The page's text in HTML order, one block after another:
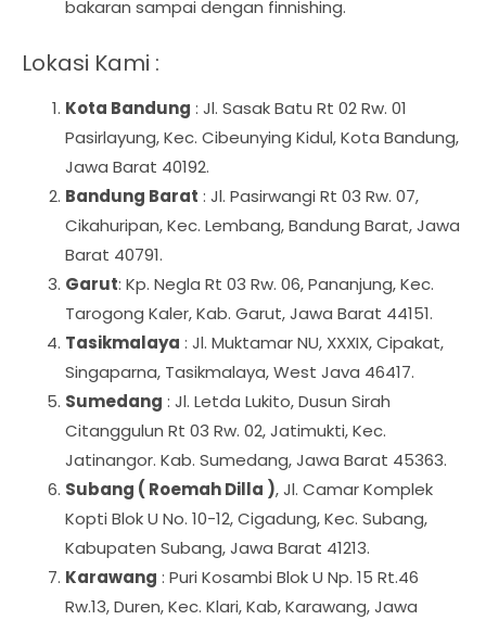
bakaran sampai dengan finnishing.
Lokasi Kami :
Kota Bandung : Jl. Sasak Batu Rt 02 Rw. 01
Pasirlayung, Kec. Cibeunying Kidul, Kota Bandung,
Jawa Barat 40192.
Bandung Barat : Jl. Pasirwangi Rt 03 Rw. 07,
Cikahuripan, Kec. Lembang, Bandung Barat, Jawa
Barat 40791.
Garut: Kp. Negla Rt 03 Rw. 06, Pananjung, Kec.
Tarogong Kaler, Kab. Garut, Jawa Barat 44151.
Tasikmalaya : Jl. Muktamar NU, XXXIX, Cipakat,
Singaparna, Tasikmalaya, West Java 46417.
Sumedang : Jl. Letda Lukito, Dusun Sirah
Citanggulun Rt 03 Rw. 02, Jatimukti, Kec.
Jatinangor. Kab. Sumedang, Jawa Barat 45363.
Subang ( Roemah Dilla ), Jl. Camar Komplek
Kopti Blok U No. 10-12, Cigadung, Kec. Subang,
Kabupaten Subang, Jawa Barat 41213.
Karawang : Puri Kosambi Blok U Np. 15 Rt.46
Rw.13, Duren, Kec. Klari, Kab, Karawang, Jawa